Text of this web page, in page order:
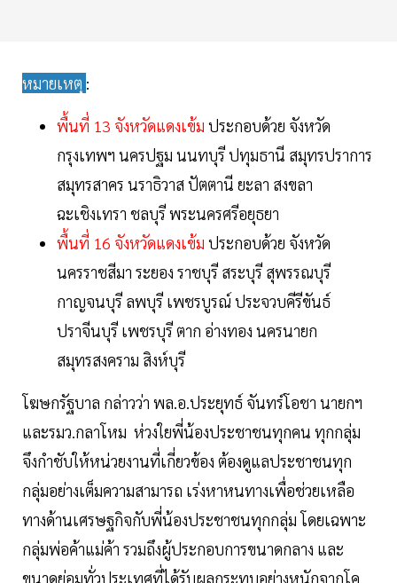
หมายเหตุ :
พื้นที่ 13 จังหวัดแดงเข้ม ประกอบด้วย จังหวัด
กรุงเทพฯ นครปฐม นนทบุรี ปทุมธานี สมุทรปราการ
สมุทรสาคร นราธิวาส ปัตตานี ยะลา สงขลา
ฉะเชิงเทรา ชลบุรี พระนครศรีอยุธยา
พื้นที่ 16 จังหวัดแดงเข้ม ประกอบด้วย จังหวัด
นครราชสีมา ระยอง ราชบุรี สระบุรี สุพรรณบุรี
กาญจนบุรี ลพบุรี เพชรบูรณ์ ประจวบคีรีขันธ์
ปราจีนบุรี เพชรบุรี ตาก อ่างทอง นครนายก
สมุทรสงคราม สิงห์บุรี
โฆษกรัฐบาล กล่าวว่า พล.อ.ประยุทธ์ จันทร์โอชา นายกฯ
และรมว.กลาโหม ห่วงใยพี่น้องประชาชนทุกคน ทุกกลุ่ม
จึงกำชับให้หน่วยงานที่เกี่ยวข้อง ต้องดูแลประชาชนทุก
กลุ่มอย่างเต็มความสามารถ เร่งหาหนทางเพื่อช่วยเหลือ
ทางด้านเศรษฐกิจกับพี่น้องประชาชนทุกกลุ่ม โดยเฉพาะ
กลุ่มพ่อค้าแม่ค้า รวมถึงผู้ประกอบการขนาดกลาง และ
ขนาดย่อมทั่วประเทศที่ได้รับผลกระทบอย่างหนักจากโค